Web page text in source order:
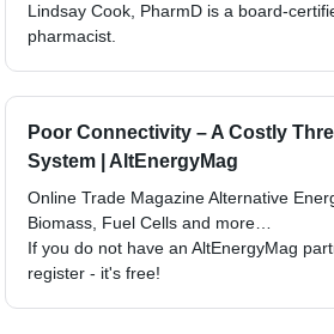
Lindsay Cook, PharmD is a board-
pharmacist.
Poor Connectivity – A Costly
System | AltEnergyMag
Online Trade Magazine Alternative
Biomass, Fuel Cells and more…
If you do not have an AltEnergyMag
register - it's free!